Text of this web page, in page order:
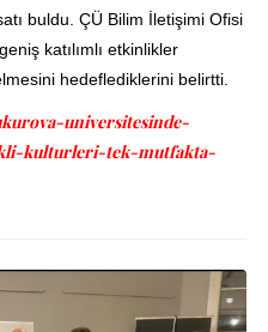
buldu. ÇÜ Bilim İletişimi Ofisi
katılımlı etkinlikler
hedeflediklerini belirtti.
universitesinde-
kulturleri-tek-mutfakta-